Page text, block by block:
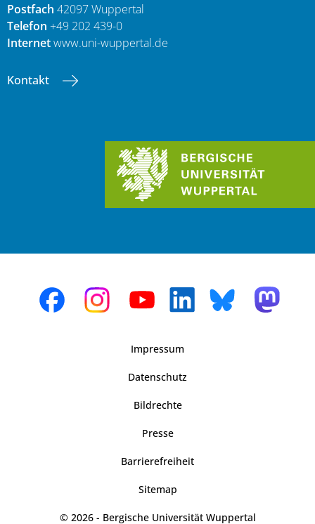
Postfach 42097 Wuppertal
Telefon +49 202 439-0
Internetwww.uni-wuppertal.de
Kontakt
Impressum
Datenschutz
Bildrechte
Presse
Barrierefreiheit
Sitemap
© 2026 - Bergische Universität Wuppertal